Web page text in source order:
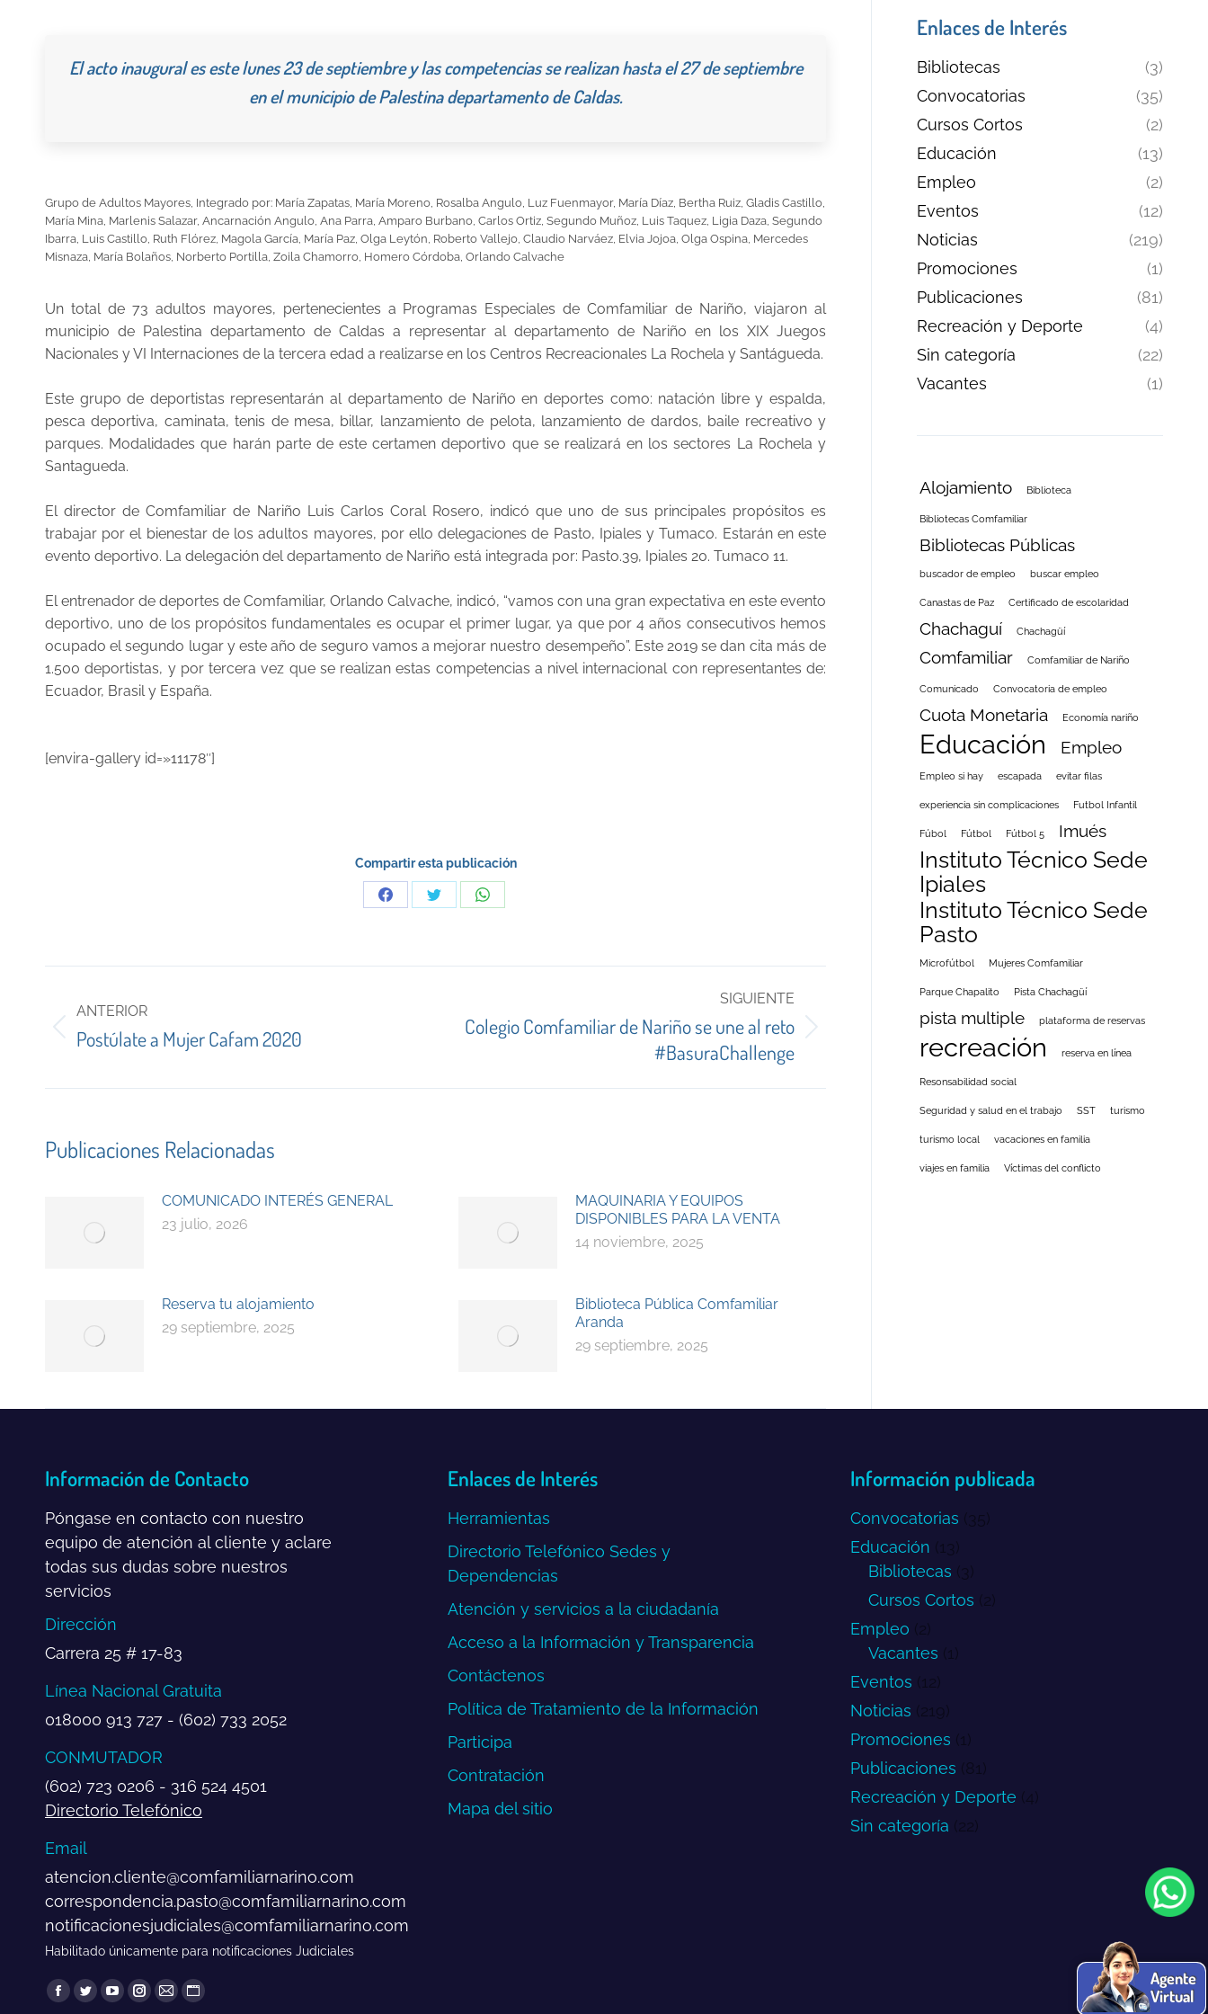
El acto inaugural es este lunes 23 de septiembre y las competencias se realizan hasta el 27 de septiembre
en el municipio de Palestina departamento de Caldas.
Grupo de Adultos Mayores, Integrado por: María Zapatas, María Moreno, Rosalba Angulo, Luz Fuenmayor, María Díaz, Bertha Ruiz, Gladis Castillo,
María Mina, Marlenis Salazar, Ancarnación Angulo, Ana Parra, Amparo Burbano, Carlos Ortiz, Segundo Muñoz, Luis Taquez, Ligia Daza, Segundo
Ibarra, Luis Castillo, Ruth Flórez, Magola García, María Paz, Olga Leytón, Roberto Vallejo, Claudio Narváez, Elvia Jojoa, Olga Ospina, Mercedes
Misnaza, María Bolaños, Norberto Portilla, Zoila Chamorro, Homero Córdoba, Orlando Calvache
Un total de 73 adultos mayores, pertenecientes a Programas Especiales de Comfamiliar de Nariño, viajaron al
municipio de Palestina departamento de Caldas a representar al departamento de Nariño en los XIX Juegos
Nacionales y VI Internaciones de la tercera edad a realizarse en los Centros Recreacionales La Rochela y Santágueda.
Este grupo de deportistas representarán al departamento de Nariño en deportes como: natación libre y espalda,
pesca deportiva, caminata, tenis de mesa, billar, lanzamiento de pelota, lanzamiento de dardos, baile recreativo y
parques. Modalidades que harán parte de este certamen deportivo que se realizará en los sectores La Rochela y
Santagueda.
El director de Comfamiliar de Nariño Luis Carlos Coral Rosero, indicó que uno de sus principales propósitos es
trabajar por el bienestar de los adultos mayores, por ello delegaciones de Pasto, Ipiales y Tumaco. Estarán en este
evento deportivo. La delegación del departamento de Nariño está integrada por: Pasto.39, Ipiales 20. Tumaco 11.
El entrenador de deportes de Comfamiliar, Orlando Calvache, indicó, “vamos con una gran expectativa en este evento
deportivo, uno de los propósitos fundamentales es ocupar el primer lugar, ya que por 4 años consecutivos hemos
ocupado el segundo lugar y este año de seguro vamos a mejorar nuestro desempeño”. Este 2019 se dan cita más de
1.500 deportistas, y por tercera vez que se realizan estas competencias a nivel internacional con representantes de:
Ecuador, Brasil y España.
[envira-gallery id=»11178″]
Compartir esta publicación
Share Share Share
entre
publicaciones
ANTERIOR
Publicación
anterior:
Postúlate a Mujer Cafam 2020
SIGUIENTE
Publicación
Colegio Comfamiliar de Nariño se une al reto
#BasuraChallenge
Publicaciones Relacionadas
COMUNICADO INTERÉS GENERAL
23 julio, 2026
MAQUINARIA Y EQUIPOS
DISPONIBLES PARA LA VENTA
14 noviembre, 2025
Reserva tu alojamiento
29 septiembre, 2025
Biblioteca Pública Comfamiliar
Aranda
29 septiembre, 2025
Enlaces de Interés
Bibliotecas
(3)
Convocatorias
(35)
Cursos Cortos
(2)
Educación
(13)
Empleo
(2)
Eventos
(12)
Noticias
(219)
Promociones
(1)
Publicaciones
(81)
Recreación y Deporte
(4)
Sin categoría
(22)
Vacantes
(1)
Alojamiento Biblioteca
Bibliotecas Comfamiliar
Bibliotecas Públicas
buscador de empleo buscar empleo
Canastas de Paz Certificado de escolaridad
Chachaguí Chachagüí
Comfamiliar Comfamiliar de Nariño
Comunicado Convocatoria de empleo
Cuota Monetaria Economía nariño
Educación Empleo
Empleo si hay escapada evitar filas
experiencia sin complicaciones Futbol Infantil
Fúbol Fútbol Fútbol 5 Imués
Instituto Técnico Sede
Ipiales
Instituto Técnico Sede
Pasto
Microfútbol Mujeres Comfamiliar
Parque Chapalito Pista Chachagüí
pista multiple plataforma de reservas
recreación reserva en línea
Resonsabilidad social
Seguridad y salud en el trabajo SST turismo
turismo local vacaciones en familia
viajes en familia Víctimas del conflicto
Información de Contacto
Póngase en contacto con nuestro
equipo de atención al cliente y aclare
todas sus dudas sobre nuestros
servicios
Dirección
Carrera 25 # 17-83
Línea Nacional Gratuita
018000 913 727 - (602) 733 2052
CONMUTADOR
(602) 723 0206 - 316 524 4501
Directorio Telefónico
Email
atencion.cliente@comfamiliarnarino.com
correspondencia.pasto@comfamiliarnarino.com
notificacionesjudiciales@comfamiliarnarino.com
Habilitado únicamente para notificaciones Judiciales
Encuéntranos en:
Facebook
TwitterYouTube
Instagram
MailSitio
Enlaces de Interés
Herramientas
Directorio Telefónico Sedes y
Dependencias
Atención y servicios a la ciudadanía
Acceso a la Información y Transparencia
Contáctenos
Política de Tratamiento de la Información
Participa
Contratación
Mapa del sitio
Información publicada
Convocatorias (35)
Educación (13)
Bibliotecas (3)
Cursos Cortos (2)
Empleo (2)
Vacantes (1)
Eventos (12)
Noticias (219)
Promociones (1)
Publicaciones (81)
Recreación y Deporte (4)
Sin categoría (22)
Agente
Virtual